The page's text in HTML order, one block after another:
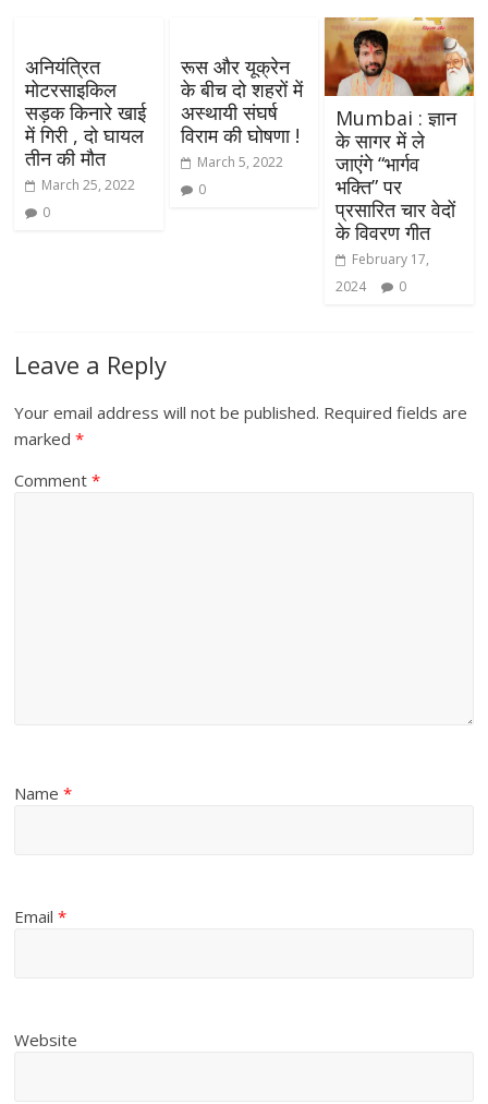
अनियंत्रित
मोटरसाइकिल
सड़क किनारे खाई
में गिरी , दो घायल
तीन की मौत
March 25, 2022
0
रूस और यूक्रेन
के बीच दो शहरों में
अस्थायी संघर्ष
विराम की घोषणा !
March 5, 2022
0
Mumbai : ज्ञान
के सागर में ले
जाएंगे “भार्गव
भक्ति” पर
प्रसारित चार वेदों
के विवरण गीत
February 17,
2024
0
Leave a Reply
Your email address will not be published. Required fields are
marked*
Comment*
Name*
Email*
Website